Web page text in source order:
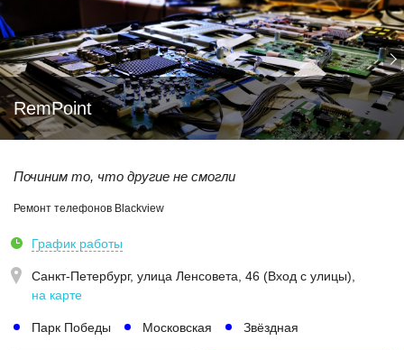
RemPoint
Починим то, что другие не смогли
Ремонт телефонов Blackview
График работы
Санкт-Петербург, улица Ленсовета, 46 (Вход с улицы)
на карте
Парк Победы Московская Звёздная